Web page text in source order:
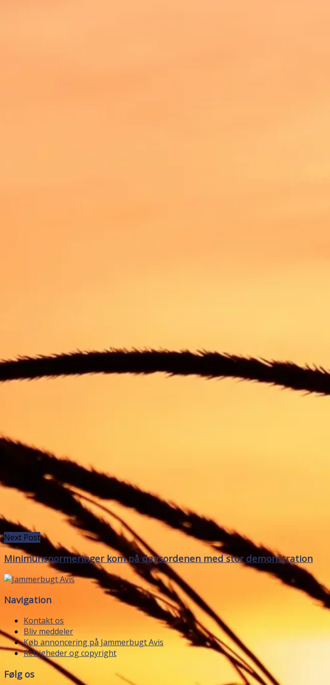
Next Post
Minimunsnormeringer kom på dagsordenen med stor demonstration
Navigation
Kontakt os
Bliv meddeler
Køb annoncering på Jammerbugt Avis
Rettigheder og copyright
Følg os